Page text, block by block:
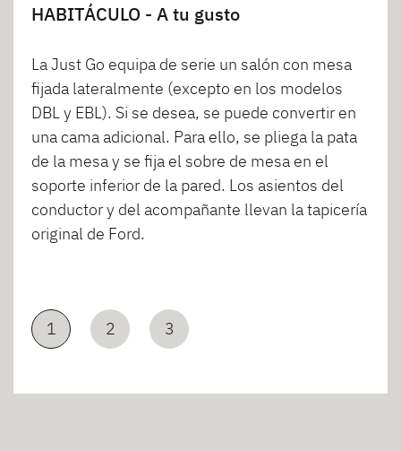
HABITÁCULO - A tu gusto
La Just Go equipa de serie un salón con mesa
fijada lateralmente (excepto en los modelos
DBL y EBL). Si se desea, se puede convertir en
una cama adicional. Para ello, se pliega la pata
de la mesa y se fija el sobre de mesa en el
soporte inferior de la pared. Los asientos del
conductor y del acompañante llevan la tapicería
original de Ford.
1 2 3